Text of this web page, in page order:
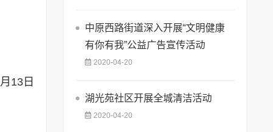
月 13 日
中原西路街道深入开展“文明健康
有你有我”公益广告宣传活动
2020-04-20
湖光苑社区开展全城清洁活动
2020-04-20